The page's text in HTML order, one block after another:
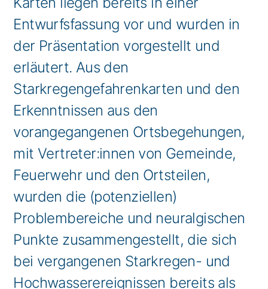
Entwurfsfassung vor und wurden in
der Präsentation vorgestellt und
erläutert. Aus den
Starkregengefahrenkarten und den
Erkenntnissen aus den
vorangegangenen Ortsbegehungen,
mit Vertreter:innen von Gemeinde,
Feuerwehr und den Ortsteilen,
wurden die (potenziellen)
Problembereiche und neuralgischen
Punkte zusammengestellt, die sich
bei vergangenen Starkregen- und
Hochwasserereignissen bereits als